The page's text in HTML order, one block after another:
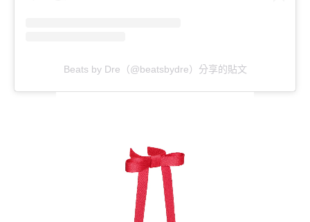
Beats by Dre（@beatsbydre）分享的貼文